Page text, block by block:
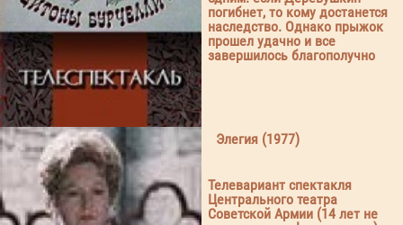
погибнет, то кому достанется
наследство. Однако прыжок
прошел удачно и все
завершилось благополучно
Элегия (1977)
Телевариант спектакля
Центрального театра
Советской Армии (14 лет не